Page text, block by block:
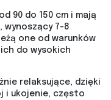
90 do 150 cm i mają
7-8
one od warunków
do wysokich
relaksujące, dzięki
i ukojenie, często